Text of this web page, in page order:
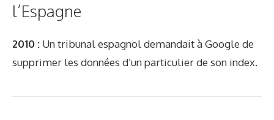
l’Espagne
2010 : Un tribunal espagnol demandait à Google de
supprimer les données d’un particulier de son index.